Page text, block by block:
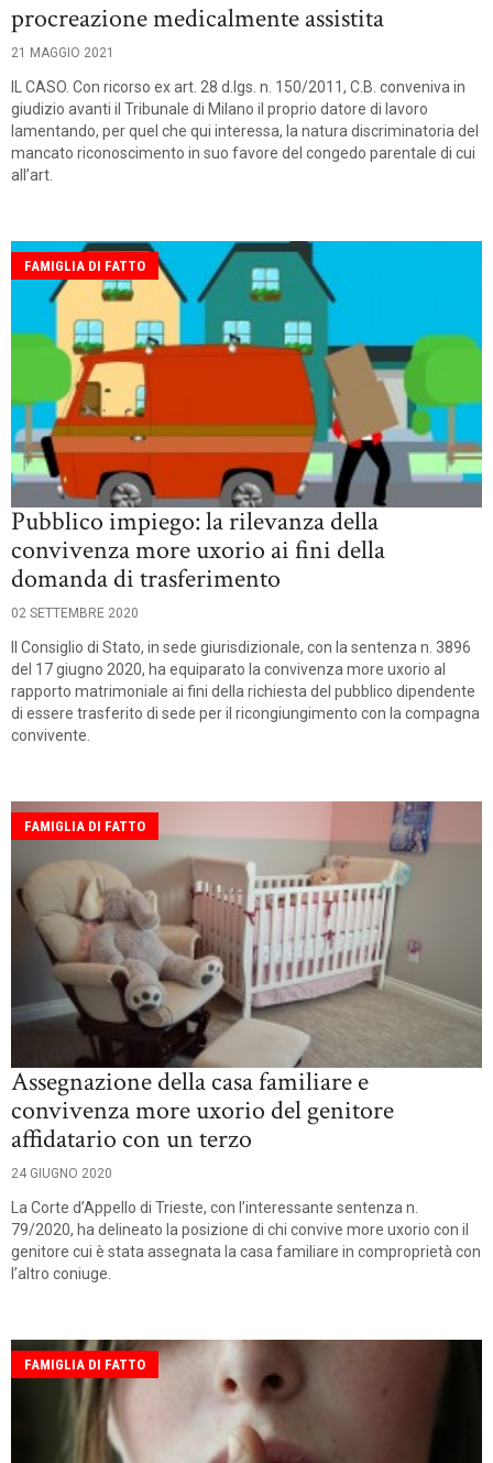
procreazione medicalmente assistita
21 MAGGIO 2021
IL CASO. Con ricorso ex art. 28 d.lgs. n. 150/2011, C.B. conveniva in
giudizio avanti il Tribunale di Milano il proprio datore di lavoro
lamentando, per quel che qui interessa, la natura discriminatoria del
mancato riconoscimento in suo favore del congedo parentale di cui
all’art.
FAMIGLIA DI FATTO
Pubblico impiego: la rilevanza della
convivenza more uxorio ai fini della
domanda di trasferimento
02 SETTEMBRE 2020
Il Consiglio di Stato, in sede giurisdizionale, con la sentenza n. 3896
del 17 giugno 2020, ha equiparato la convivenza more uxorio al
rapporto matrimoniale ai fini della richiesta del pubblico dipendente
di essere trasferito di sede per il ricongiungimento con la compagna
convivente.
FAMIGLIA DI FATTO
Assegnazione della casa familiare e
convivenza more uxorio del genitore
affidatario con un terzo
24 GIUGNO 2020
La Corte d’Appello di Trieste, con l’interessante sentenza n.
79/2020, ha delineato la posizione di chi convive more uxorio con il
genitore cui è stata assegnata la casa familiare in comproprietà con
l’altro coniuge.
FAMIGLIA DI FATTO